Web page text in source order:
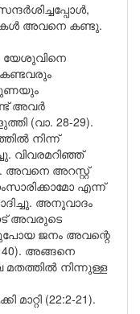
അവനെ കണ്ടു.
യേശുവിനെ
കണ്ടവരും
അവർ
(വാ. 28-29).
നിന്ന്
വിവരമറിഞ്ഞ്
അവനെ അറസ്റ്റ്
എന്ന്
അനുവാദം
അവരുടെ
ജനം അവന്റെ
അങ്ങനെ
നിന്നുള്ള
(22:2-21).